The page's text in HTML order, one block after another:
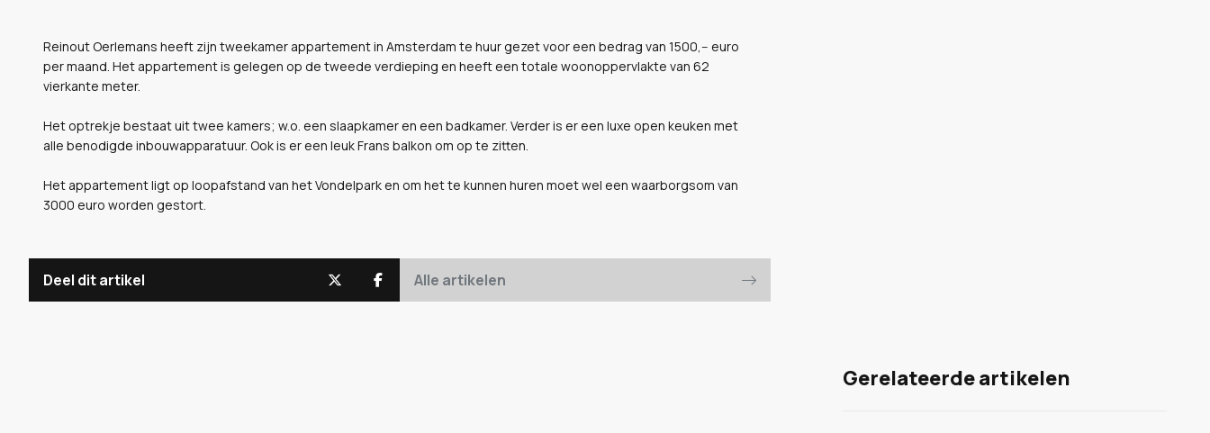
Reinout Oerlemans heeft zijn tweekamer appartement in Amsterdam te huur gezet voor een bedrag van 1500,-- euro
per maand. Het appartement is gelegen op de tweede verdieping en heeft een totale woonoppervlakte van 62
vierkante meter.
Het optrekje bestaat uit twee kamers; w.o. een slaapkamer en een badkamer. Verder is er een luxe open keuken met
alle benodigde inbouwapparatuur. Ook is er een leuk Frans balkon om op te zitten.
Het appartement ligt op loopafstand van het Vondelpark en om het te kunnen huren moet wel een waarborgsom van
3000 euro worden gestort.
Deel dit artikel Alle artikelen
Gerelateerde artikelen